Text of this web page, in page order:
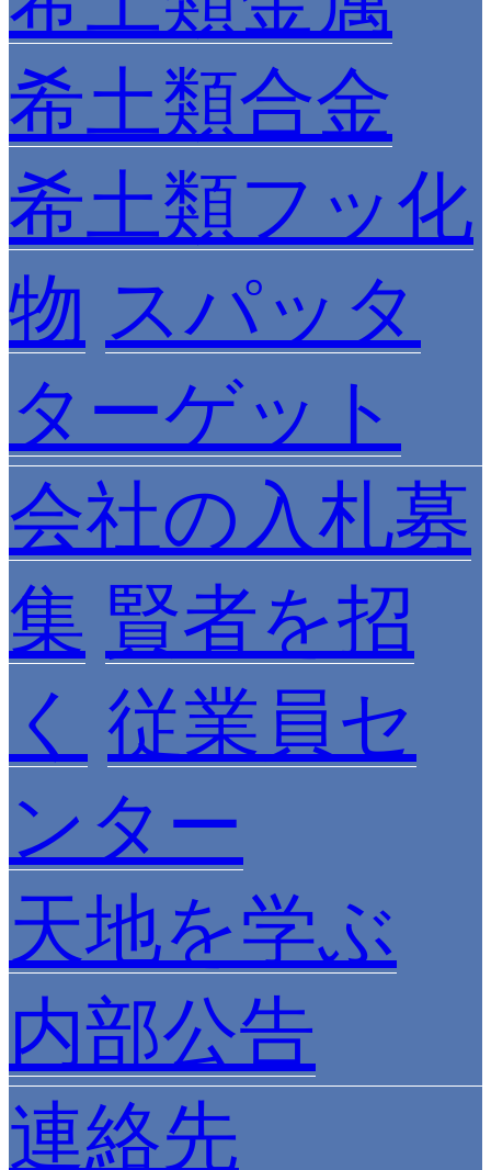
希土類合金
希土類フッ化
物 スパッタ
ターゲット
会社の入札募
集 賢者を招
く 従業員セ
ンター
天地を学ぶ
内部公告
連絡先